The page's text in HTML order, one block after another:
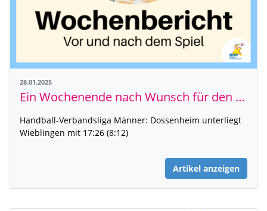
28.01.2025
Ein Wochenende nach Wunsch für den TSV
Handball-Verbandsliga Männer: Dossenheim unterliegt
Wieblingen mit 17:26 (8:12)
Artikel anzeigen